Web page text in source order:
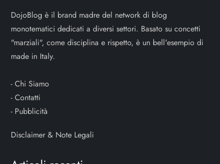
DojoBlog è il brand madre del network di blog
monotematici dedicati a diversi settori. Basato su concetti
"marziali", come disciplina e rispetto, è un bell'esempio di
made in Italy.
-Chi Siamo
-Contatti
- Pubblicità
Disclaimer & Note Legali